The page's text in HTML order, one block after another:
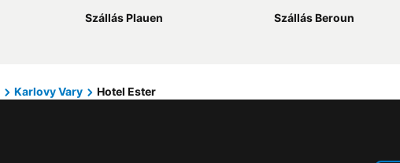
Szállás Plauen
Szállás Beroun
Karlovy Vary Hotel Ester